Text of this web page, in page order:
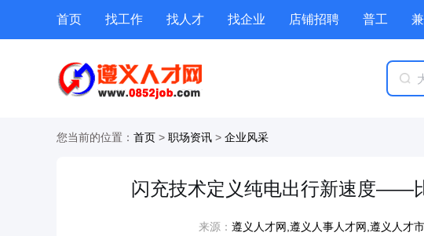
首页 找工作 找人才 找企业 店铺招聘 普工
您当前的位置： 首页 > 职场资讯 > 企业风采
闪充技术定义纯电出行新速度——
来源： 遵义人才网,遵义人事人才网,遵义人才